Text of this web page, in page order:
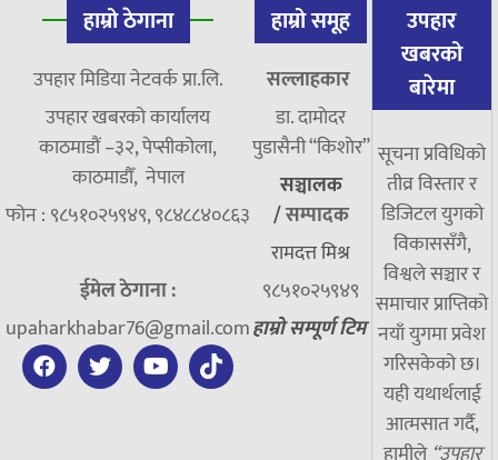
हाम्रो ठेगाना
उपहार मिडिया नेटवर्क प्रा.लि.
उपहार खबरको कार्यालय
काठमाडौं –३२, पेप्सीकोला,
काठमाडौँ, नेपाल
फोन : ९८५१०२५९४९, ९८४८८४०८६३
ईमेल ठेगाना :
upaharkhabar76@gmail.com
हाम्रो समूह
सल्लाहकार
डा. दामाेदर
पुडासैनी “किशाेर”
सञ्चालक
/सम्पादक
रामदत्त मिश्र
९८५१०२५९४९
हाम्रो सम्पूर्ण टिम
उपहार
खबरको
बारेमा
सूचना प्रविधिको
तीव्र विस्तार र
डिजिटल युगको
विकाससँगै,
विश्वले सञ्चार र
समाचार प्राप्तिको
नयाँ युगमा प्रवेश
गरिसकेको छ।
यही यथार्थलाई
आत्मसात गर्दै,